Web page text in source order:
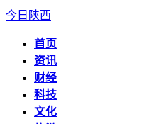
今日陕西
首页
资讯
财经
科技
文化